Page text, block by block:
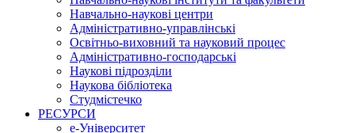
Навчально-наукові центри
Адміністративно-управлінські
Освітньо-виховний та науковий процес
Адміністративно-господарські
Наукові підрозділи
Наукова бібліотека
Студмістечко
РЕСУРСИ
е-Університет